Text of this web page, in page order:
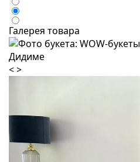
Галерея товара
<>